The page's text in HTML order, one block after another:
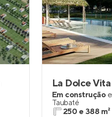
La Dolce
Em construção
Taubaté
250 e 388 m²